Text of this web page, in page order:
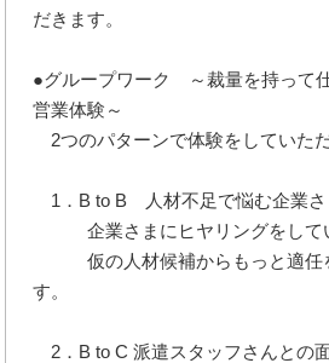
だきます。
●グループワーク ～裁量を持って
営業体験～
2つのパターンで体験をしていただ
1．B to B 人材不足で悩む企業さ
企業さまにヒヤリングをしてい
仮の人材候補からもっと適任
す。
2．B to C 派遣スタッフさんとの